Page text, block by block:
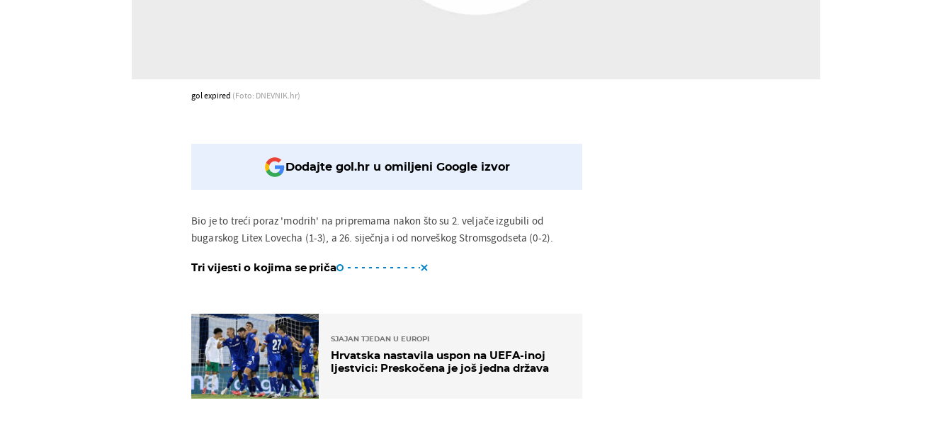
gol expired (Foto: DNEVNIK.hr)
Dodajte gol.hr u omiljeni Google izvor
Bio je to treći poraz 'modrih' na pripremama nakon što su 2. veljače izgubili od
bugarskog Litex Lovecha (1-3), a 26. siječnja i od norveškog Stromsgodseta (0-2).
Tri vijesti o kojima se priča
SJAJAN TJEDAN U EUROPI
Hrvatska nastavila uspon na UEFA-inoj
ljestvici: Preskočena je još jedna država